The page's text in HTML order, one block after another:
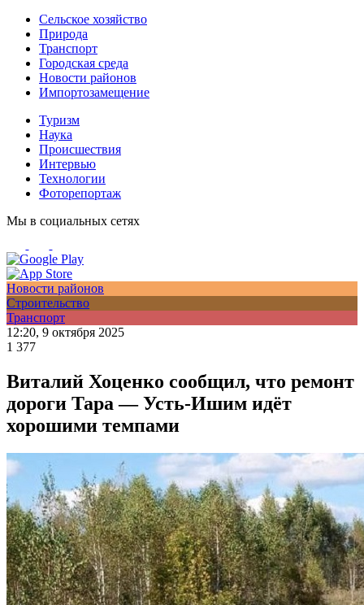
Сельское хозяйство
Природа
Транспорт
Городская среда
Новости районов
Импортозамещение
Туризм
Наука
Происшествия
Интервью
Технологии
Фоторепортаж
Мы в социальных сетях
Новости районов
Строительство
Транспорт
12:20, 9 октября 2025
1 377
Виталий Хоценко сообщил, что ремонт
дороги Тара — Усть-Ишим идёт
хорошими темпами